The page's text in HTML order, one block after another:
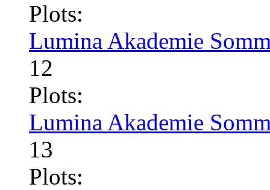
Plots:
Lumina Akademie
12
Plots:
Lumina Akademie
13
Plots: